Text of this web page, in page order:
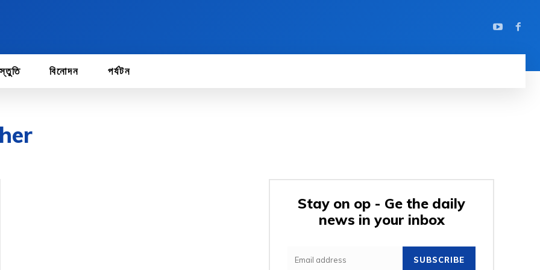
বিনোদন পর্যটন
Stay on op - Ge the daily
news in your inbox
SUBSCRIBE